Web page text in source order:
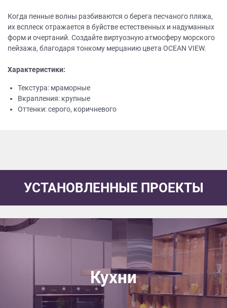
Когда пенные волны разбиваются о берега песчаного пляжа,
их всплеск отражается в буйстве естественных и надуманных
форм и очертаний. Создайте виртуозную атмосферу морского
пейзажа, благодаря тонкому мерцанию цвета OCEAN VIEW.
Характеристики:
Текстура: мраморные
Вкрапления: крупные
Оттенки: серого, коричневого
УСТАНОВЛЕННЫЕ ПРОЕКТЫ
Кухни